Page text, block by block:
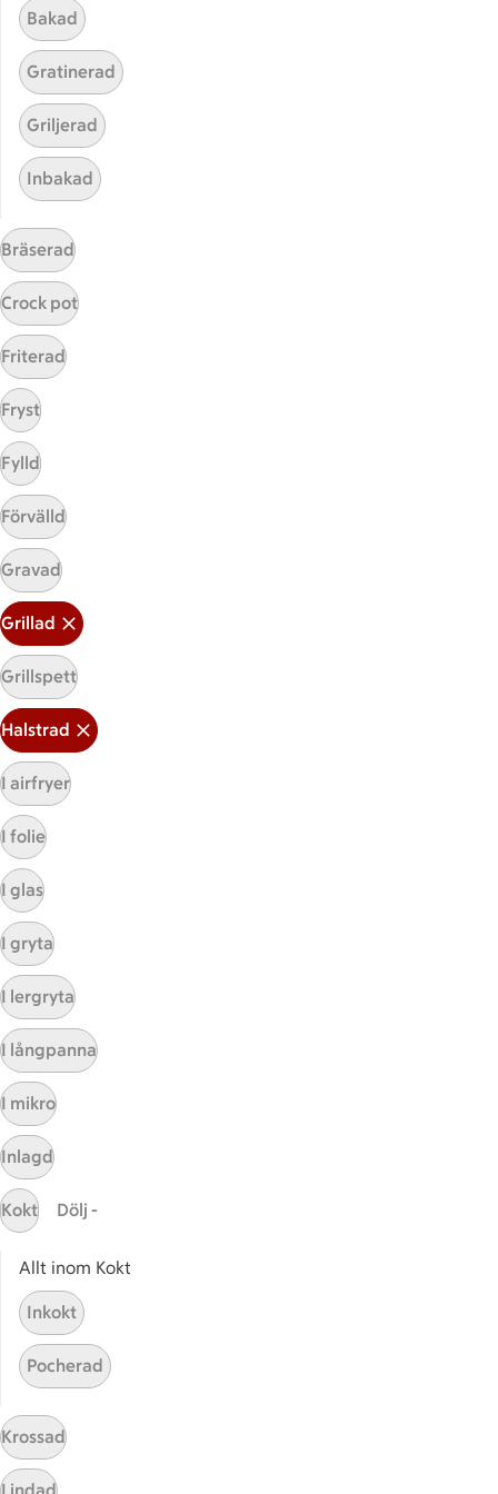
Testa att söka på något nytt, eller ta bort något av
Här hittar du alla goda recept du har sparat och
Sidfot
Start
Få snabbt svar
FAQ
Bli stammis på ICA
ICAs inspirationsmejl
Prenumerera
Handla
Handla online
ICAs matkasse
Catering
Bakad
Gratinerad
Griljerad
Inbakad
Bräserad
Crock pot
Friterad
Fryst
Fylld
Förvälld
Gravad
Grillad
Grillspett
Halstrad
I airfryer
I folie
I glas
I gryta
I lergryta
I långpanna
I mikro
Inlagd
Kokt Dölj -
Allt inom Kokt
Inkokt
Pocherad
Krossad